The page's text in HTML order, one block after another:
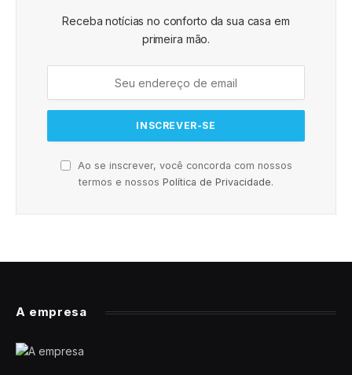
Receba notícias no conforto da sua casa em
primeira mão.
Ao se inscrever, você concorda com nossos
termos e nossos Política de Privacidade.
A empresa